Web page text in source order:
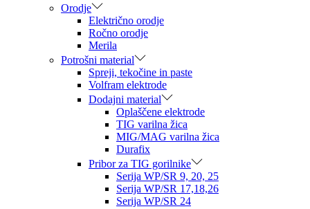
Orodje
Električno orodje
Ročno orodje
Merila
Potrošni material
Spreji, tekočine in paste
Volfram elektrode
Dodajni material
Oplaščene elektrode
TIG varilna žica
MIG/MAG varilna žica
Durafix
Pribor za TIG gorilnike
Serija WP/SR 9, 20, 25
Serija WP/SR 17,18,26
Serija WP/SR 24